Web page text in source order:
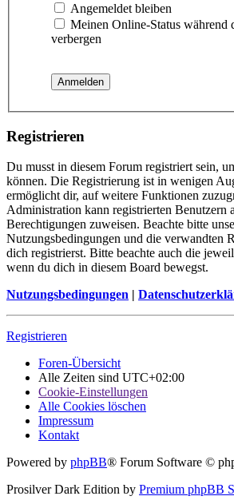
Angemeldet bleiben
Meinen Online-Status während
verbergen
Registrieren
Du musst in diesem Forum registriert sein,
können. Die Registrierung ist in wenigen
ermöglicht dir, auf weitere Funktionen
Administration kann registrierten Benutzern
Berechtigungen zuweisen. Beachte bitte
Nutzungsbedingungen und die verwandten
dich registrierst. Bitte beachte auch die
wenn du dich in diesem Board bewegst.
Nutzungsbedingungen |
Registrieren
Foren-Übersicht
Alle Zeiten sind UTC+02:00
Cookie-Einstellungen
Alle Cookies löschen
Impressum
Kontakt
Powered by phpBB® Forum Software ©
Prosilver Dark Edition by Premium phpBB